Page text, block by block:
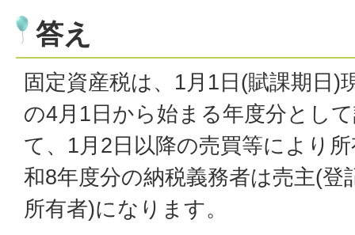
答え
固定資産税は、1月1日(賦課期日)
の4月1日から始まる年度分とし
て、1月2日以降の売買等により
和8年度分の納税義務者は売主(登
所有者)になります。